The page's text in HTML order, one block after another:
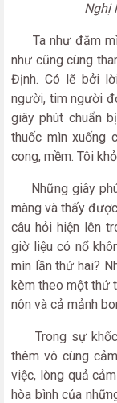
Nghị
Ta như đắm
như cũng cùng
Định. Có lẽ bởi
người, tim người
giây phút chuẩn
thuốc mìn xuống
cong, mềm. Tôi
Những giây
màng và thấy
câu hỏi hiện lên
giờ liệu có nổ
mìn lần thứ hai?
kèm theo một thứ
nôn và cả mảnh
Trong sự khốc
thêm vô cùng
việc, lòng quả
hòa bình của